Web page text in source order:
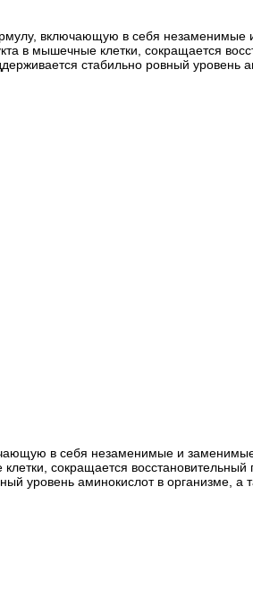
включающую в себя
в мышечные клетки, сокращается
стабильно ровный уровень
в себя незаменимые и
сокращается
уровень аминокислот в организме, а